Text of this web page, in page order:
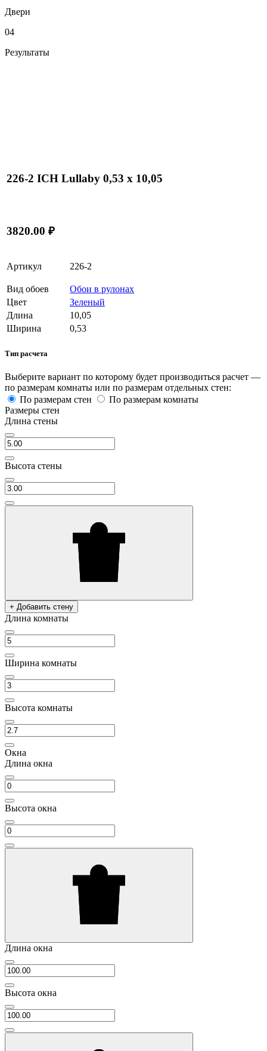
Двери
04
Результаты
226-2 ICH Lullaby 0,53 x 10,05
3820.00 ₽
Артикул 226-2
Вид обоев
Обои в рулонах
Цвет
Зеленый
Длина
10,05
Ширина
0,53
Тип расчета
Выберите вариант по которому будет производиться расчет —
по размерам комнаты или по размерам отдельных стен:
По размерам стен
По размерам комнаты
Размеры стен
Длина стены
Высота стены
+ Добавить стену
Длина комнаты
Ширина комнаты
Высота комнаты
Окна
Длина окна
Высота окна
Длина окна
Высота окна